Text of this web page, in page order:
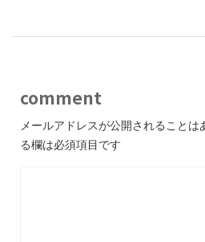
comment
メールアドレスが公開されることは
る欄は必須項目です